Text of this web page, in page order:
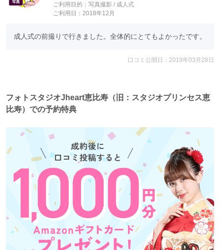
ご利用目的： 写真撮影 / 成人式
ご利用日：2018年12月
成人式の前撮りで行きました。全体的にとてもよかったです。
口コミ公開日：2019年03月28日
フォトスタジオJheart恵比寿（旧：スタジオプリンセス恵
比寿）での予約特典